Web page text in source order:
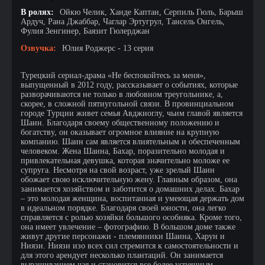
В ролях:
Ойкю Челик, Ханде Каптан, Серпиль Гюль, Барыш
Ардуч, Рана Джаббар, Чаглар Эртугрул, Тансель Онгель,
Фулия Зенгинер, Баязит Гюлерджан
Озвучка:
Юлия Роджерс - 13 серия
Турецкий сериал-драма «Не беспокойтесь за меня»,
выпущенный в 2012 году, рассказывает о событиях, которые
разворачиваются не только в любовном треугольнике, а,
скорее, в сложной пятиугольной связи. В провинциальном
городе Турции живет семья Авджиоглу, чьим главой является
Шаин. Благодаря своему общественному положению и
богатству, он оказывает огромное влияние на крупную
компанию. Шаин сам является влиятельным и обеспеченным
человеком. Жена Шаина, Бахар, поразительно молодая и
привлекательная девушка, которая значительно моложе ее
супруга. Несмотря на свой возраст, уже зрелый Шаин
обожает свою исключительную жену. Главным образом, она
занимается хозяйством и заботится о домашних делах. Бахар
– это молодая женщина, воспитанная и умеющая держать дом
в идеальном порядке. Благодаря своей юности, она легко
справляется с ролью хозяйки большого особняка. Кроме того,
она имеет увлечение – фотографию. В большом доме также
живут другие персонажи - племянники Шаина, Харун и
Ниязи. Ниязи изо всех сил стремится к самостоятельности и
для этого арендует несколько плантаций. Он занимается